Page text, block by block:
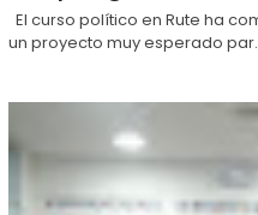
El curso político en Rute ha
un proyecto muy esperado